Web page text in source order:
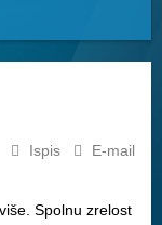
Ispis E-mail
Spolnu zrelost